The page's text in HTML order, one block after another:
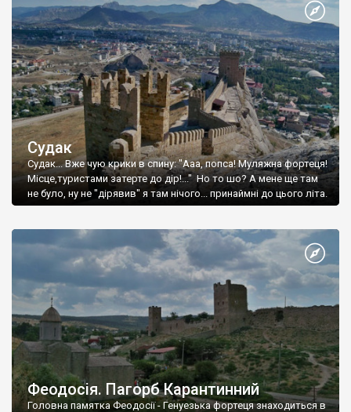
Судак
Судак... Вже чую крики в спину: "Ааа, попса! Муляжна фортеця!
Місце,туристами затерте до дір!..." Но то шо? А мене ще там
не було, ну не "дірявив" я там нічого... принаймні до цього літа.
Феодосія. Пагорб Карантинний
Головна памятка Феодосії - Генуезька фортеця знаходиться в